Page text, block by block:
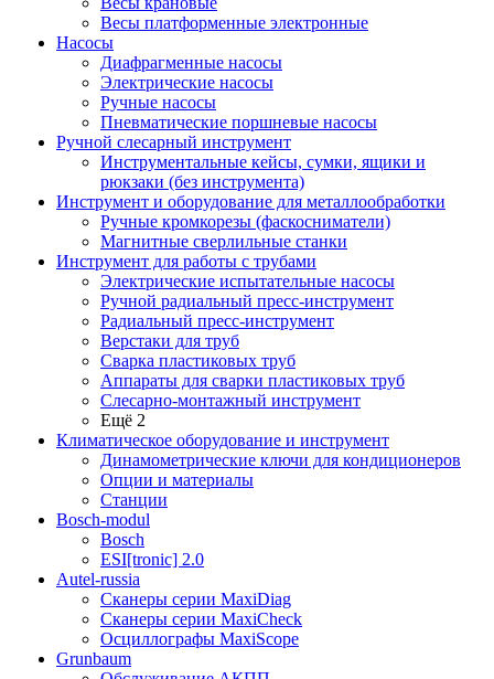
Весы платформенные электронные
Насосы
Диафрагменные насосы
Электрические насосы
Ручные насосы
Пневматические поршневые насосы
Ручной слесарный инструмент
Инструментальные кейсы, сумки, ящики и
рюкзаки (без инструмента)
Инструмент и оборудование для металлообработки
Ручные кромкорезы (фаскосниматели)
Магнитные сверлильные станки
Инструмент для работы с трубами
Электрические испытательные насосы
Ручной радиальный пресс-инструмент
Радиальный пресс-инструмент
Верстаки для труб
Сварка пластиковых труб
Аппараты для сварки пластиковых труб
Слесарно-монтажный инструмент
Ещё 2
Климатическое оборудование и инструмент
Динамометрические ключи для кондиционеров
Опции и материалы
Станции
Bosch-modul
Bosch
ESI[tronic] 2.0
Autel-russia
Сканеры серии MaxiDiag
Сканеры серии MaxiCheck
Осциллографы MaxiScope
Grunbaum